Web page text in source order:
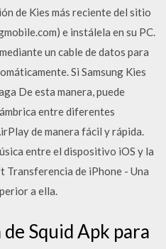
de Kies más reciente del sitio
e instálela en su PC.
un cable de datos para
Si Samsung Kies
De esta manera, puede
entre diferentes
de manera fácil y rápida.
entre el dispositivo iOS y la
Transferencia de iPhone - Una
a ella.
Squid Apk para